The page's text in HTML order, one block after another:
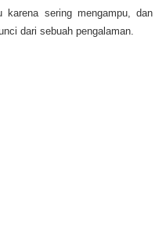
karena sering mengampu, dan
dari sebuah pengalaman.